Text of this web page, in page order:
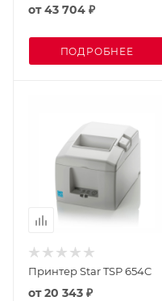
от43 704 ₽
ПОДРОБНЕЕ
Принтер Star TSP 654C
от20 343 ₽